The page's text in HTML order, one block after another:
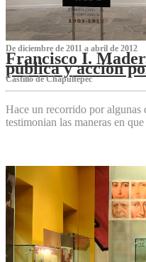
De diciembre de 2011 a abril de 2012
Francisco I.
pública y acción
Castillo de Chapultepec
Hace un recorrido por algunas
testimonian las maneras en